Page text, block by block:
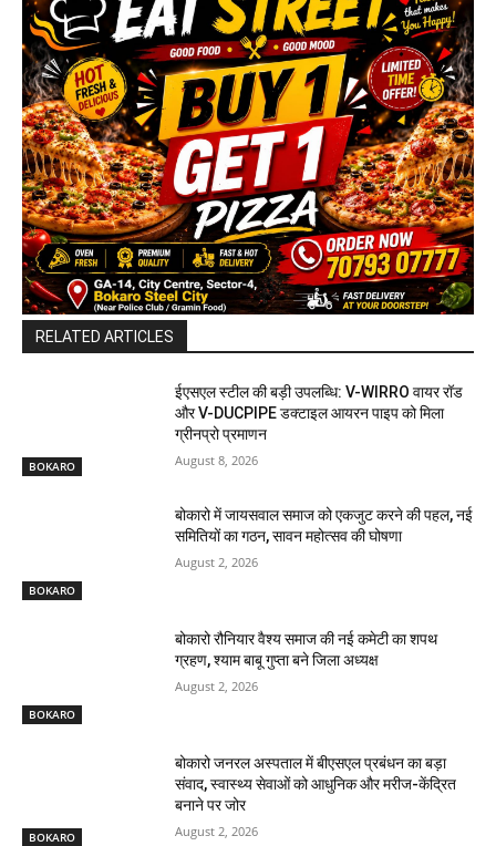
RELATED ARTICLES
BOKARO
ईएसएल स्टील की बड़ी उपलब्धि: V-WIRRO वायर रॉड
और V-DUCPIPE डक्टाइल आयरन पाइप को मिला
ग्रीनप्रो प्रमाणन
August 8, 2026
BOKARO
बोकारो में जायसवाल समाज को एकजुट करने की पहल, नई
समितियों का गठन, सावन महोत्सव की घोषणा
August 2, 2026
BOKARO
बोकारो रौनियार वैश्य समाज की नई कमेटी का शपथ
ग्रहण, श्याम बाबू गुप्ता बने जिला अध्यक्ष
August 2, 2026
BOKARO
बोकारो जनरल अस्पताल में बीएसएल प्रबंधन का बड़ा
संवाद, स्वास्थ्य सेवाओं को आधुनिक और मरीज-केंद्रित
बनाने पर जोर
August 2, 2026